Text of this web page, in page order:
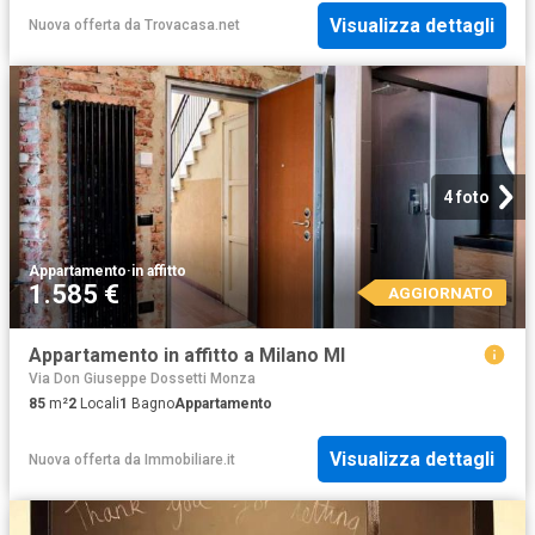
Nuova offerta da Trovacasa.net Visualizza dettagli
4 foto
Appartamento·in affitto
1.585 € AGGIORNATO
Appartamento in affitto a Milano MI
Via Don Giuseppe Dossetti Monza
85 m²2 Locali1 BagnoAppartamento
Nuova offerta da Immobiliare.it Visualizza dettagli